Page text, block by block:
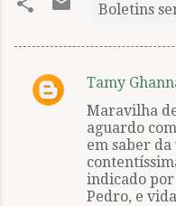
Boletins
C
Tamy
Maravilha
aguardo
em saber
indicado
Pedro, e